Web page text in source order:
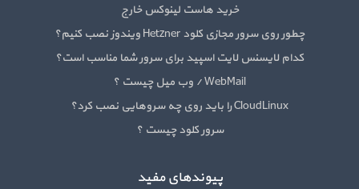
خرید هاست لینوکس خارج
چطور روی سرور مجازی کلود Hetzner ویندوز نصب کنیم؟
کدام لایسنس لایت اسپید برای سرور شما مناسب است؟
WebMail / وب میل چیست ؟
CloudLinux را باید روی چه سروهایی نصب کرد؟
سرور کلود چیست ؟
پیوندهای مفید